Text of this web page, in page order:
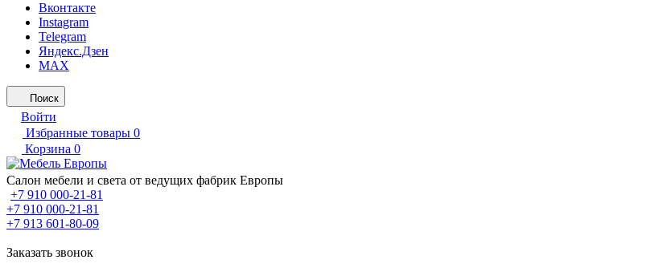
Вконтакте
Instagram
Telegram
Яндекс.Дзен
MAX
Поиск
Войти
Избранные товары 0
Корзина 0
Салон мебели и света от ведущих фабрик Европы
+7 910 000-21-81
+7 910 000-21-81
+7 913 601-80-09
Заказать звонок